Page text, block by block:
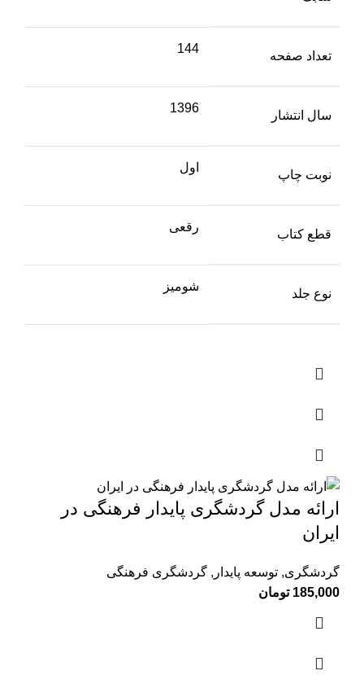
تعداد صفحه
144
سال انتشار
1396
نوبت چاپ
اول
قطع کتاب
رقعی
نوع جلد
شومیز
ارائه مدل گردشگری پایدار فرهنگی در
ایران
گردشگری, توسعه پایدار , گردشگری فرهنگی
185,000 تومان